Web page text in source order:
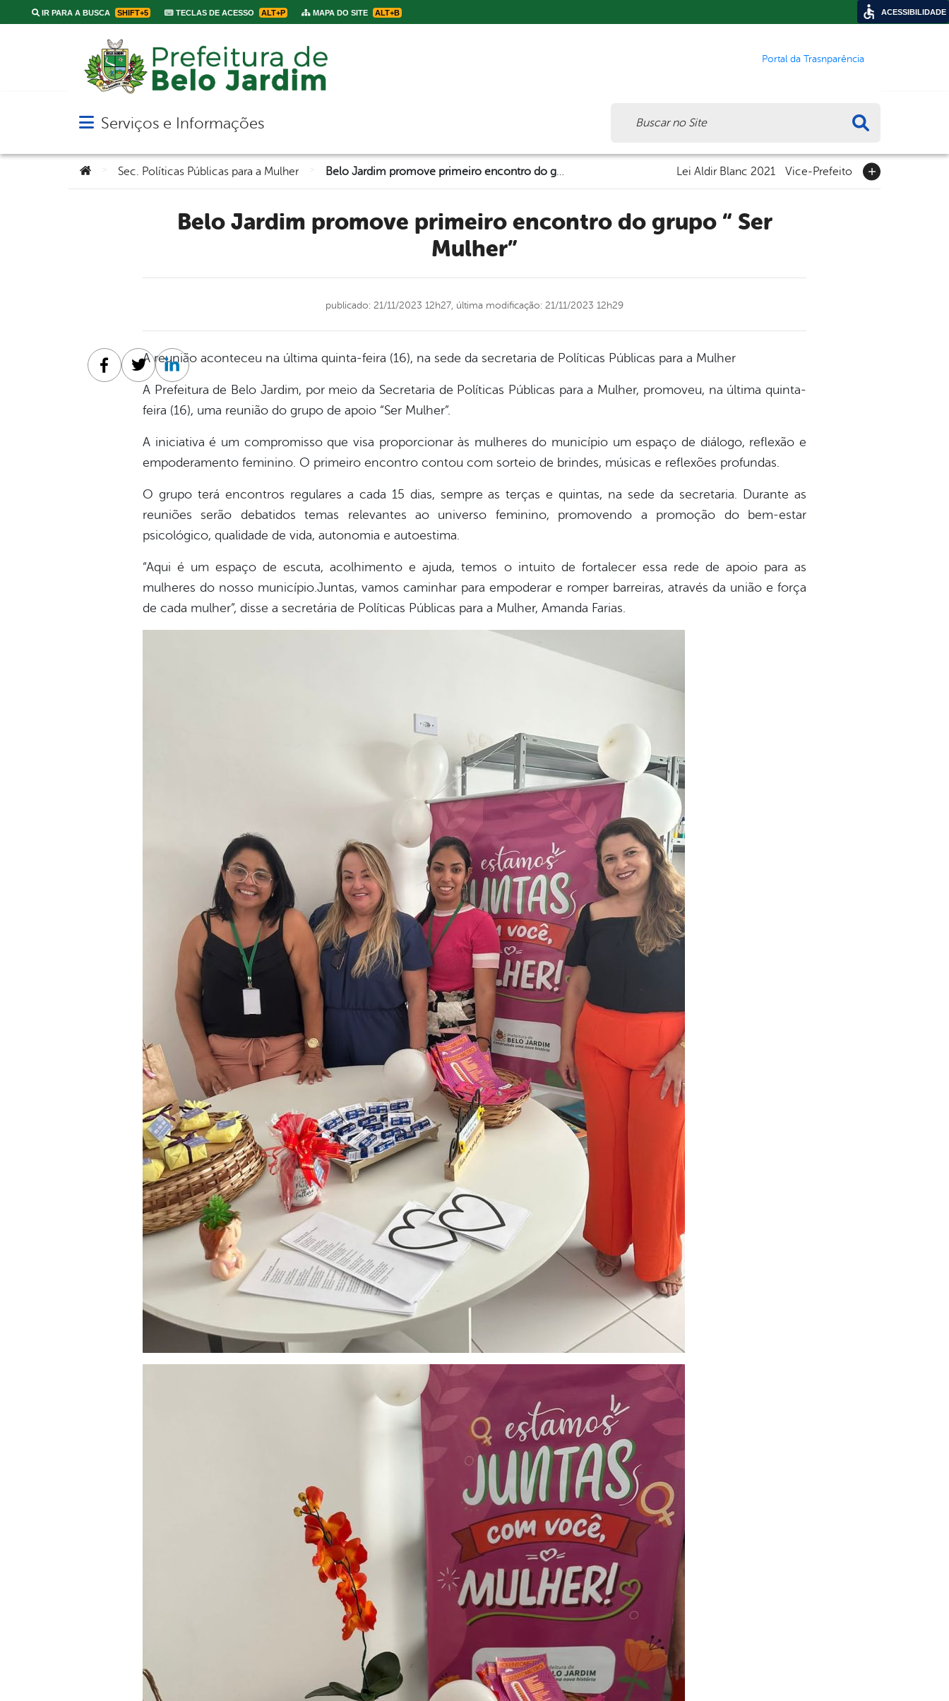
IR PARA A BUSCA SHIFT+5 TECLAS DE ACESSO ALT+P MAPA DO SITE ALT+B
Portal da Trasnparência
Abrir menu principal de navegação
Serviços e Informações
Você está aqui:Sec. Políticas Públicas para a Mulher Lei Aldir Blanc 2021 Vice-Prefeito
Belo Jardim promove primeiro encontro do grupo “ Ser
Mulher”
publicado: 21/11/2023 12h27, última modificação: 21/11/2023 12h29
A reunião aconteceu na última quinta-feira (16), na sede da secretaria de Políticas Públicas para a Mulher
A Prefeitura de Belo Jardim, por meio da Secretaria de Políticas Públicas para a Mulher, promoveu, na última quinta-
feira (16), uma reunião do grupo de apoio “Ser Mulher”.
A iniciativa é um compromisso que visa proporcionar às mulheres do município um espaço de diálogo, reflexão e
empoderamento feminino. O primeiro encontro contou com sorteio de brindes, músicas e reflexões profundas.
O grupo terá encontros regulares a cada 15 dias, sempre as terças e quintas, na sede da secretaria. Durante as
reuniões serão debatidos temas relevantes ao universo feminino, promovendo a promoção do bem-estar
psicológico, qualidade de vida, autonomia e autoestima.
“Aqui é um espaço de escuta, acolhimento e ajuda, temos o intuito de fortalecer essa rede de apoio para as
mulheres do nosso município.Juntas, vamos caminhar para empoderar e romper barreiras, através da união e força
de cada mulher”, disse a secretária de Políticas Públicas para a Mulher, Amanda Farias.
Facebook
TwitterLinkedin
ACESSIBILIDADE